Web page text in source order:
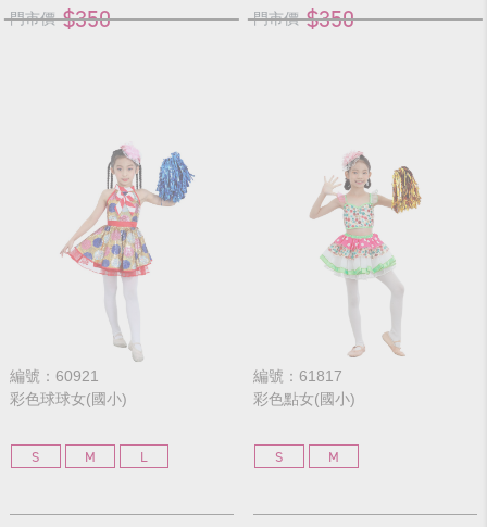
門市價 $350 門市價 $350
編號：60921
彩色球球女(國小)
S M L
編號：61817
彩色點女(國小)
S M